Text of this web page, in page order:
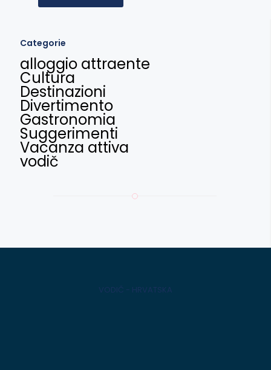
Categorie
alloggio attraente
Cultura
Destinazioni
Divertimento
Gastronomia
Suggerimenti
Vacanza attiva
vodič
VODIČ - HRVATSKA